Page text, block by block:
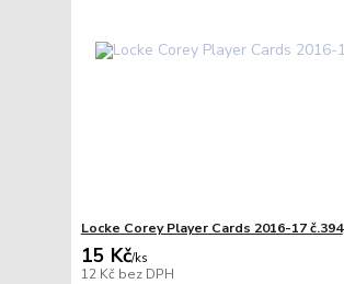
Locke Corey Player Cards 2016-17 č.394
15 Kč/ks
12 Kč bez DPH